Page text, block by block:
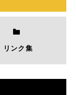
リンク集